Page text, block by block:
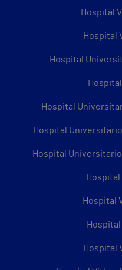
Hospital
Hospital
Hospital
Hospital
Hospital
Hospital
Hospital
Hospital
Hospital